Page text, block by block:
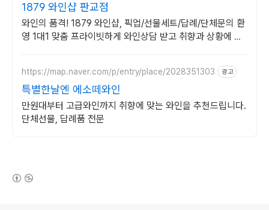
1879 와인샵 판교점
와인의 품격! 1879 와인샵, 픽업/선물세트/답례/단체문의 환
영 1대1 맞춤 프라이빗하게 와인상담 받고 취향과 상황에 맞
https://map.naver.com/p/entry/place/2028351303 광고
특별한날엔 에소떼와인
만원대부터 고급와인까지 취향에 맞는 와인을 추천드립니다.
단체선물, 답례품 전문